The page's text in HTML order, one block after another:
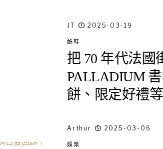
JT 2025-03-19
酷鞋
把 70 年代法國
PALLADIUM
餅、限定好禮
Arthur 2025-03-06
娛樂